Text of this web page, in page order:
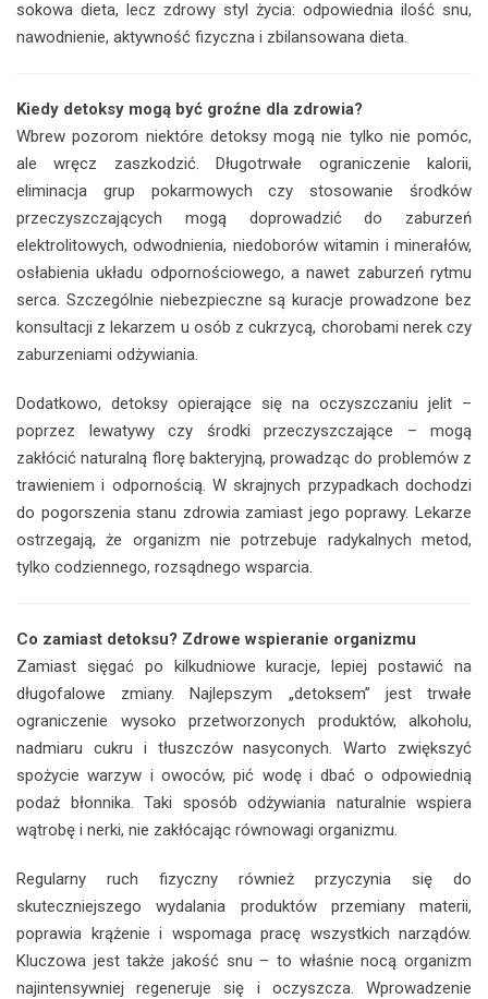
sokowa dieta, lecz zdrowy styl życia: odpowiednia ilość snu,
nawodnienie, aktywność fizyczna i zbilansowana dieta.
Kiedy detoksy mogą być groźne dla zdrowia?
Wbrew pozorom niektóre detoksy mogą nie tylko nie pomóc,
ale wręcz zaszkodzić. Długotrwałe ograniczenie kalorii,
eliminacja grup pokarmowych czy stosowanie środków
przeczyszczających mogą doprowadzić do zaburzeń
elektrolitowych, odwodnienia, niedoborów witamin i minerałów,
osłabienia układu odpornościowego, a nawet zaburzeń rytmu
serca. Szczególnie niebezpieczne są kuracje prowadzone bez
konsultacji z lekarzem u osób z cukrzycą, chorobami nerek czy
zaburzeniami odżywiania.
Dodatkowo, detoksy opierające się na oczyszczaniu jelit –
poprzez lewatywy czy środki przeczyszczające – mogą
zakłócić naturalną florę bakteryjną, prowadząc do problemów z
trawieniem i odpornością. W skrajnych przypadkach dochodzi
do pogorszenia stanu zdrowia zamiast jego poprawy. Lekarze
ostrzegają, że organizm nie potrzebuje radykalnych metod,
tylko codziennego, rozsądnego wsparcia.
Co zamiast detoksu? Zdrowe wspieranie organizmu
Zamiast sięgać po kilkudniowe kuracje, lepiej postawić na
długofalowe zmiany. Najlepszym „detoksem” jest trwałe
ograniczenie wysoko przetworzonych produktów, alkoholu,
nadmiaru cukru i tłuszczów nasyconych. Warto zwiększyć
spożycie warzyw i owoców, pić wodę i dbać o odpowiednią
podaż błonnika. Taki sposób odżywiania naturalnie wspiera
wątrobę i nerki, nie zakłócając równowagi organizmu.
Regularny ruch fizyczny również przyczynia się do
skuteczniejszego wydalania produktów przemiany materii,
poprawia krążenie i wspomaga pracę wszystkich narządów.
Kluczowa jest także jakość snu – to właśnie nocą organizm
najintensywniej regeneruje się i oczyszcza. Wprowadzenie